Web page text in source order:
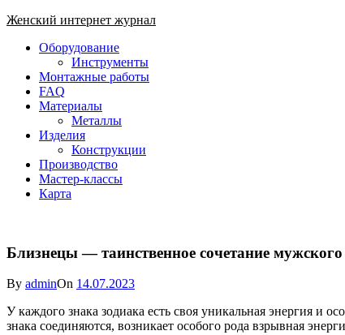
Skip
content
Женский интернет журнал
Close
Оборудование
Инструменты
Монтажные работы
FAQ
Материалы
Металлы
Изделия
Конструкции
Производство
Мастер-классы
Карта
Близнецы — таинственное сочетание
By adminOn 14.07.2023
У каждого знака зодиака есть своя уникальная энергия и
знака соединяются, возникает особого рода взрывная